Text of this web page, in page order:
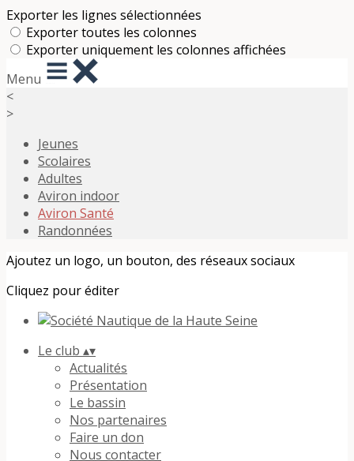
Exporter les lignes sélectionnées
Exporter toutes les colonnes
Exporter uniquement les colonnes affichées
Menu
<
>
Jeunes
Scolaires
Adultes
Aviron indoor
Aviron Santé
Randonnées
Ajoutez un logo, un bouton, des réseaux sociaux
Cliquez pour éditer
Le club ▴▾
Actualités
Présentation
Le bassin
Nos partenaires
Faire un don
Nous contacter